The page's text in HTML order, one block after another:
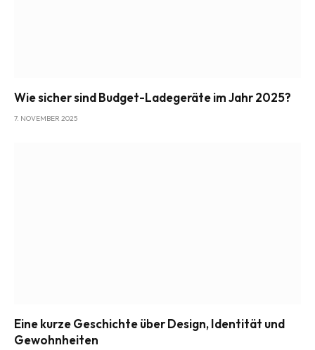
Wie sicher sind Budget-Ladegeräte im Jahr 2025?
7. NOVEMBER 2025
Eine kurze Geschichte über Design, Identität und
Gewohnheiten